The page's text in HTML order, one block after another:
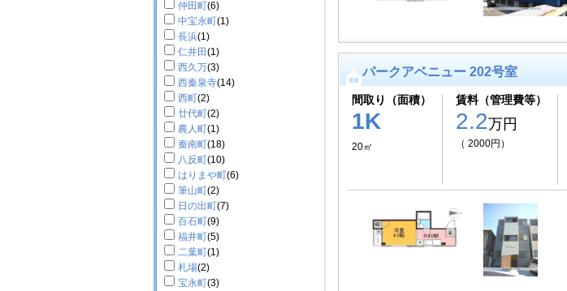
仲田町(6)
中宝永町(1)
長浜(1)
仁井田(1)
西久万(3)
西秦泉寺(14)
西町(2)
廿代町(2)
農人町(1)
秦南町(18)
八反町(10)
はりまや町(6)
筆山町(2)
日の出町(7)
百石町(9)
福井町(5)
二葉町(1)
札場(2)
宝永町(3)
パークアベニュー 202号室
間取り（面積）
1K
20㎡
賃料（管理費等）
2.2万円
（ 2000円）